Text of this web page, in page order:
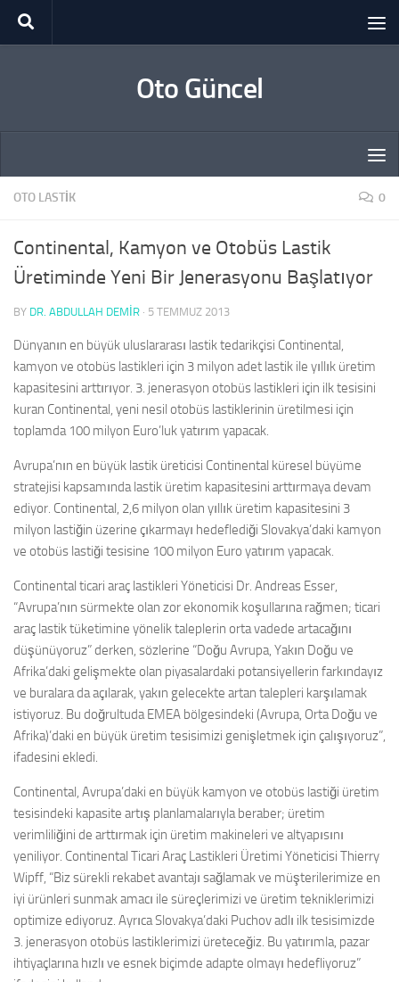
Skip to content
Oto Güncel
OTO LASTIK 0
Continental, Kamyon ve Otobüs Lastik
Üretiminde Yeni Bir Jenerasyonu Başlatıyor
BY DR. ABDULLAH DEMİR · 5 TEMMUZ 2013
Dünyanın en büyük uluslararası lastik tedarikçisi Continental,
kamyon ve otobüs lastikleri için 3 milyon adet lastik ile yıllık üretim
kapasitesini arttırıyor. 3. jenerasyon otobüs lastikleri için ilk tesisini
kuran Continental, yeni nesil otobüs lastiklerinin üretilmesi için
toplamda 100 milyon Euro’luk yatırım yapacak.
Avrupa’nın en büyük lastik üreticisi Continental küresel büyüme
stratejisi kapsamında lastik üretim kapasitesini arttırmaya devam
ediyor. Continental, 2,6 milyon olan yıllık üretim kapasitesini 3
milyon lastiğin üzerine çıkarmayı hedeflediği Slovakya’daki kamyon
ve otobüs lastiği tesisine 100 milyon Euro yatırım yapacak.
Continental ticari araç lastikleri Yöneticisi Dr. Andreas Esser,
“Avrupa’nın sürmekte olan zor ekonomik koşullarına rağmen; ticari
araç lastik tüketimine yönelik taleplerin orta vadede artacağını
düşünüyoruz” derken, sözlerine “Doğu Avrupa, Yakın Doğu ve
Afrika’daki gelişmekte olan piyasalardaki potansiyellerin farkındayız
ve buralara da açılarak, yakın gelecekte artan talepleri karşılamak
istiyoruz. Bu doğrultuda EMEA bölgesindeki (Avrupa, Orta Doğu ve
Afrika)’daki en büyük üretim tesisimizi genişletmek için çalışıyoruz”,
ifadesini ekledi.
Continental, Avrupa’daki en büyük kamyon ve otobüs lastiği üretim
tesisindeki kapasite artış planlamalarıyla beraber; üretim
verimliliğini de arttırmak için üretim makineleri ve altyapısını
yeniliyor. Continental Ticari Araç Lastikleri Üretimi Yöneticisi Thierry
Wipff, “Biz sürekli rekabet avantajı sağlamak ve müşterilerimize en
iyi ürünleri sunmak amacı ile süreçlerimizi ve üretim tekniklerimizi
optimize ediyoruz. Ayrıca Slovakya’daki Puchov adlı ilk tesisimizde
3. jenerasyon otobüs lastiklerimizi üreteceğiz. Bu yatırımla, pazar
ihtiyaçlarına hızlı ve esnek biçimde adapte olmayı hedefliyoruz”